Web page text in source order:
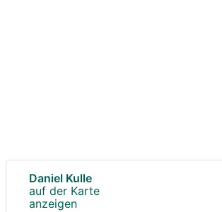
Daniel Kulle
auf der Karte
anzeigen